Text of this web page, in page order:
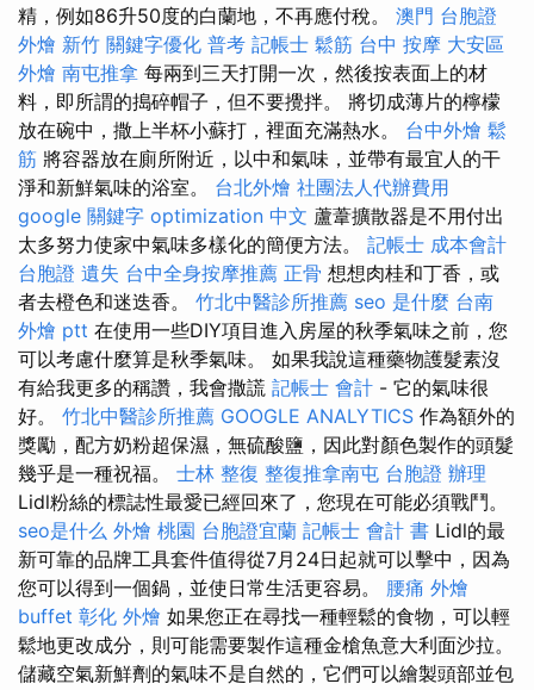
精，例如86升50度的白蘭地，不再應付稅。 澳門 台胞證
外燴 新竹 關鍵字優化 普考 記帳士 鬆筋 台中 按摩 大安區
外燴 南屯推拿 每兩到三天打開一次，然後按表面上的材
料，即所謂的搗碎帽子，但不要攪拌。 將切成薄片的檸檬
放在碗中，撒上半杯小蘇打，裡面充滿熱水。 台中外燴 鬆
筋 將容器放在廁所附近，以中和氣味，並帶有最宜人的干
淨和新鮮氣味的浴室。 台北外燴 社團法人代辦費用
google 關鍵字 optimization 中文 蘆葦擴散器是不用付出
太多努力使家中氣味多樣化的簡便方法。 記帳士 成本會計
台胞證 遺失 台中全身按摩推薦 正骨 想想肉桂和丁香，或
者去橙色和迷迭香。 竹北中醫診所推薦 seo 是什麼 台南
外燴 ptt 在使用一些DIY項目進入房屋的秋季氣味之前，您
可以考慮什麼算是秋季氣味。 如果我說這種藥物護髮素沒
有給我更多的稱讚，我會撒謊 記帳士 會計 - 它的氣味很
好。 竹北中醫診所推薦 GOOGLE ANALYTICS 作為額外的
獎勵，配方奶粉超保濕，無硫酸鹽，因此對顏色製作的頭髮
幾乎是一種祝福。 士林 整復 整復推拿南屯 台胞證 辦理
Lidl粉絲的標誌性最愛已經回來了，您現在可能必須戰鬥。
seo是什么 外燴 桃園 台胞證宜蘭 記帳士 會計 書 Lidl的最
新可靠的品牌工具套件值得從7月24日起就可以擊中，因為
您可以得到一個鍋，並使日常生活更容易。 腰痛 外燴
buffet 彰化 外燴 如果您正在尋找一種輕鬆的食物，可以輕
鬆地更改成分，則可能需要製作這種金槍魚意大利面沙拉。
儲藏空氣新鮮劑的氣味不是自然的，它們可以繪製頭部並包